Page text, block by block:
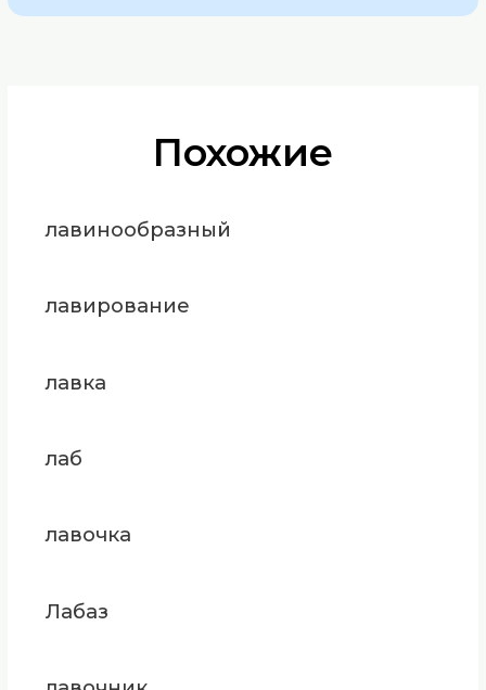
Похожие
лавинообразный
лавирование
лавка
лаб
лавочка
Лабаз